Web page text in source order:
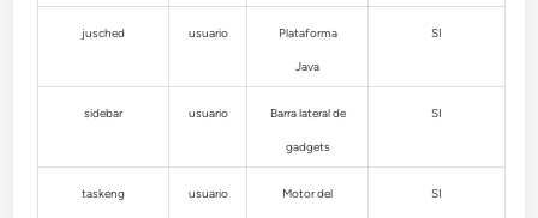
jusched usuario Plataforma
Java
SI
sidebar usuario Barra lateral de
gadgets
SI
taskeng usuario Motor del SI